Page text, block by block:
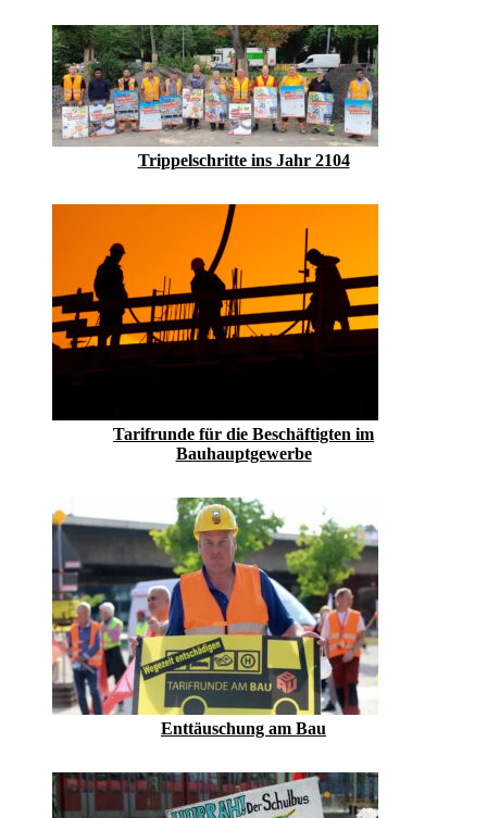
Trippelschritte ins Jahr 2104
Tarifrunde für die Beschäftigten im
Bauhauptgewerbe
Enttäuschung am Bau